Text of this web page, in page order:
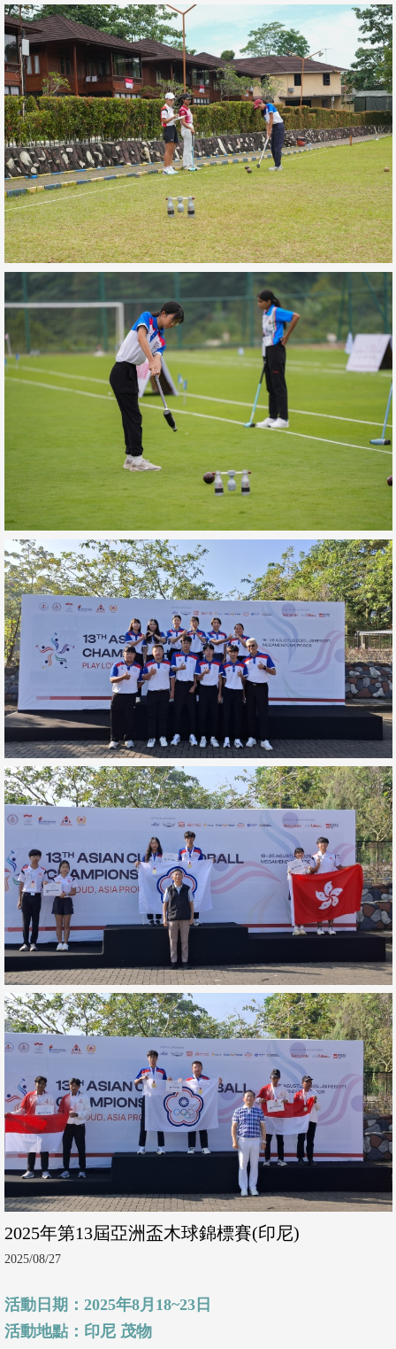
2025年第13屆亞洲盃木球錦標賽(印尼)
2025/08/27
活動日期：2025年8月18~23日
活動地點：印尼 茂物